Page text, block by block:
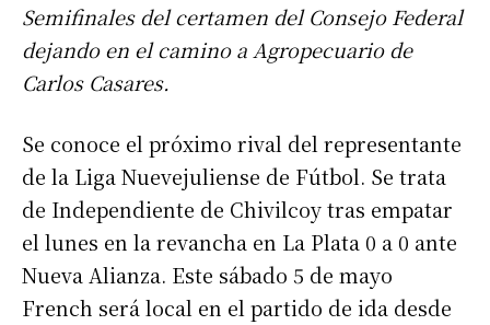
Semifinales del certamen del Consejo Federal
dejando en el camino a Agropecuario de
Carlos Casares.
Se conoce el próximo rival del representante
de la Liga Nuevejuliense de Fútbol. Se trata
de Independiente de Chivilcoy tras empatar
el lunes en la revancha en La Plata 0 a 0 ante
Nueva Alianza. Este sábado 5 de mayo
French será local en el partido de ida desde